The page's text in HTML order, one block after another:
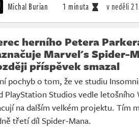
Michal Burian 1 minuta v neděli
herního Petera
Marvel's Spider-
příspěvek smazal
pochyb o tom, že ve studiu
PlayStation Studios vedle letošního
na dalším velkém projektu. Tím
třetí díl Spider-Mana.